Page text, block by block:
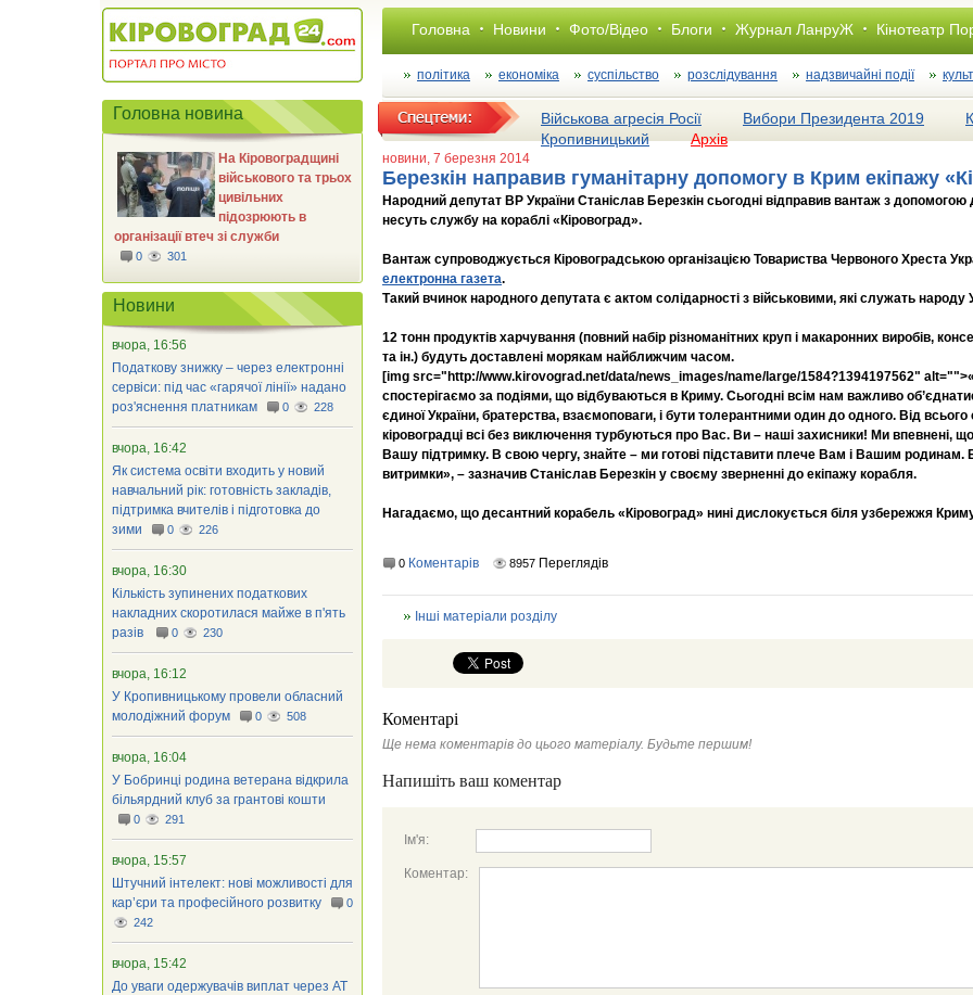
Головна Новини Фото/Відео Блоги Журнал ЛанруЖ Кінотеатр
політика економіка суспільство розслiдування надзвичайні події
Військова агресія Росії Вибори Президента 2019
Кропивницький
Архів
новини, 7 березня 2014
Березкін направив гуманітарну допомогу в Крим екіпажу
Народний депутат ВР України Станіслав Березкін сьогодні відправив вантаж з допомогою
несуть службу на кораблі «Кіровоград».
Вантаж супроводжується Кіровоградською організацією Товариства Червоного Хреста
електронна газета.
Такий вчинок народного депутата є актом солідарності з військовими, які служать народу
12 тонн продуктів харчування (повний набір різноманітних круп і макаронних виробів,
та ін.) будуть доставлені морякам найближчим часом.
[img src="http://www.kirovograd.net/data/news_images/name/large/1584?1394197562"
спостерігаємо за подіями, що відбуваються в Криму. Сьогодні всім нам важливо
єдиної України, братерства, взаємоповаги, і бути толерантними один до одного. Від
кіровоградці всі без виключення турбуються про Вас. Ви – наші захисники! Ми впевнені,
Вашу підтримку. В свою чергу, знайте – ми готові підставити плече Вам і Вашим
витримки», – зазначив Станіслав Березкін у своєму зверненні до екіпажу корабля.
Нагадаємо, що десантний корабель «Кіровоград» нині дислокується біля узбережжя
0 Коментарів 8957 Переглядів
Інші матеріали розділу
Коментарі
Ще нема коментарів до цього матеріалу. Будьте першим!
Напишіть ваш коментар
Ім'я:
Коментар:
Головна новина
На Кіровоградщині
військового та трьох
цивільних
підозрюють в
організації втеч зі служби
0 301
Новини
вчора, 16:56
Податкову знижку – через електронні
сервіси: під час «гарячої лінії» надано
роз'яснення платникам
0 228
вчора, 16:42
Як система освіти входить у новий
навчальний рік: готовність закладів,
підтримка вчителів і підготовка до
зими
0 226
вчора, 16:30
Кількість зупинених податкових
накладних скоротилася майже в п'ять
разів
0 230
вчора, 16:12
У Кропивницькому провели обласний
молодіжний форум
0 508
вчора, 16:04
У Бобринці родина ветерана відкрила
більярдний клуб за грантові кошти
0 291
вчора, 15:57
Штучний інтелект: нові можливості для
кар’єри та професійного розвитку
0
242
вчора, 15:42
До уваги одержувачів виплат через АТ